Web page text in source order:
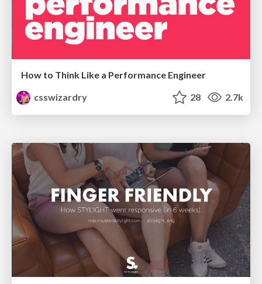
How to Think Like a Performance Engineer
csswizardry
28 2.7k